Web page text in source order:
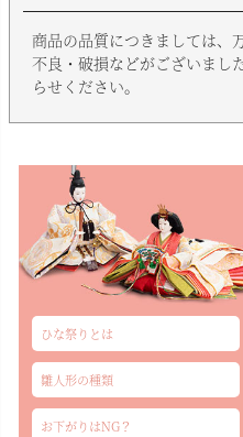
商品の品質につきましては、
不良・破損などがございまし
らせください。
ひな祭りとは
雛人形の種類
お下がりはNG？